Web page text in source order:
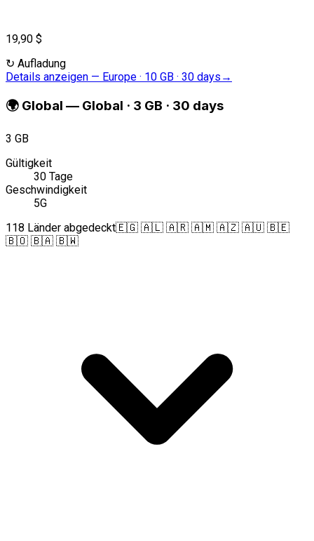
19,90 $
↻ Aufladung
Details anzeigen — Europe · 10 GB · 30 days →
🌍 Global — Global · 3 GB · 30 days
3 GB
Gültigkeit
30 Tage
Geschwindigkeit
5G
118 Länder abgedeckt🇪🇬 🇦🇱 🇦🇷 🇦🇲 🇦🇿 🇦🇺 🇧🇪
🇧🇴 🇧🇦 🇧🇼